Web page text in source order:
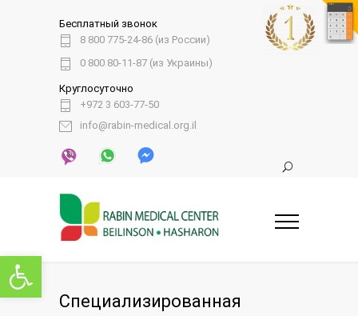
Открыть панель инструментов
Бесплатный звонок
8 800 775-24-86 (из России)
0 800 80-11-87 (из Украины)
Круглосуточно
+972 3 603-77-50
info@rabin-medical.org.il
Специализированная